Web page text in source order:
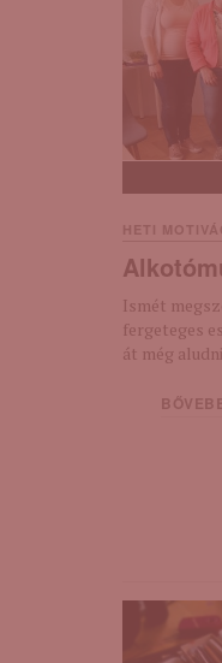
HETI
Ismét
fergeteges
át még aludni